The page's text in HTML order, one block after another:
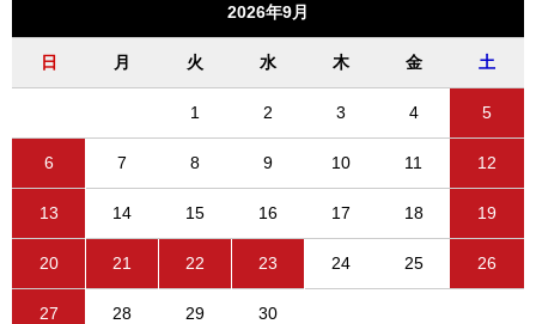
2026年9月
日 月 火 水 木 金 土
1 2 3 4 5
6 7 8 9 10 11 12
13 14 15 16 17 18 19
20 21 22 23 24 25 26
27 28 29 30